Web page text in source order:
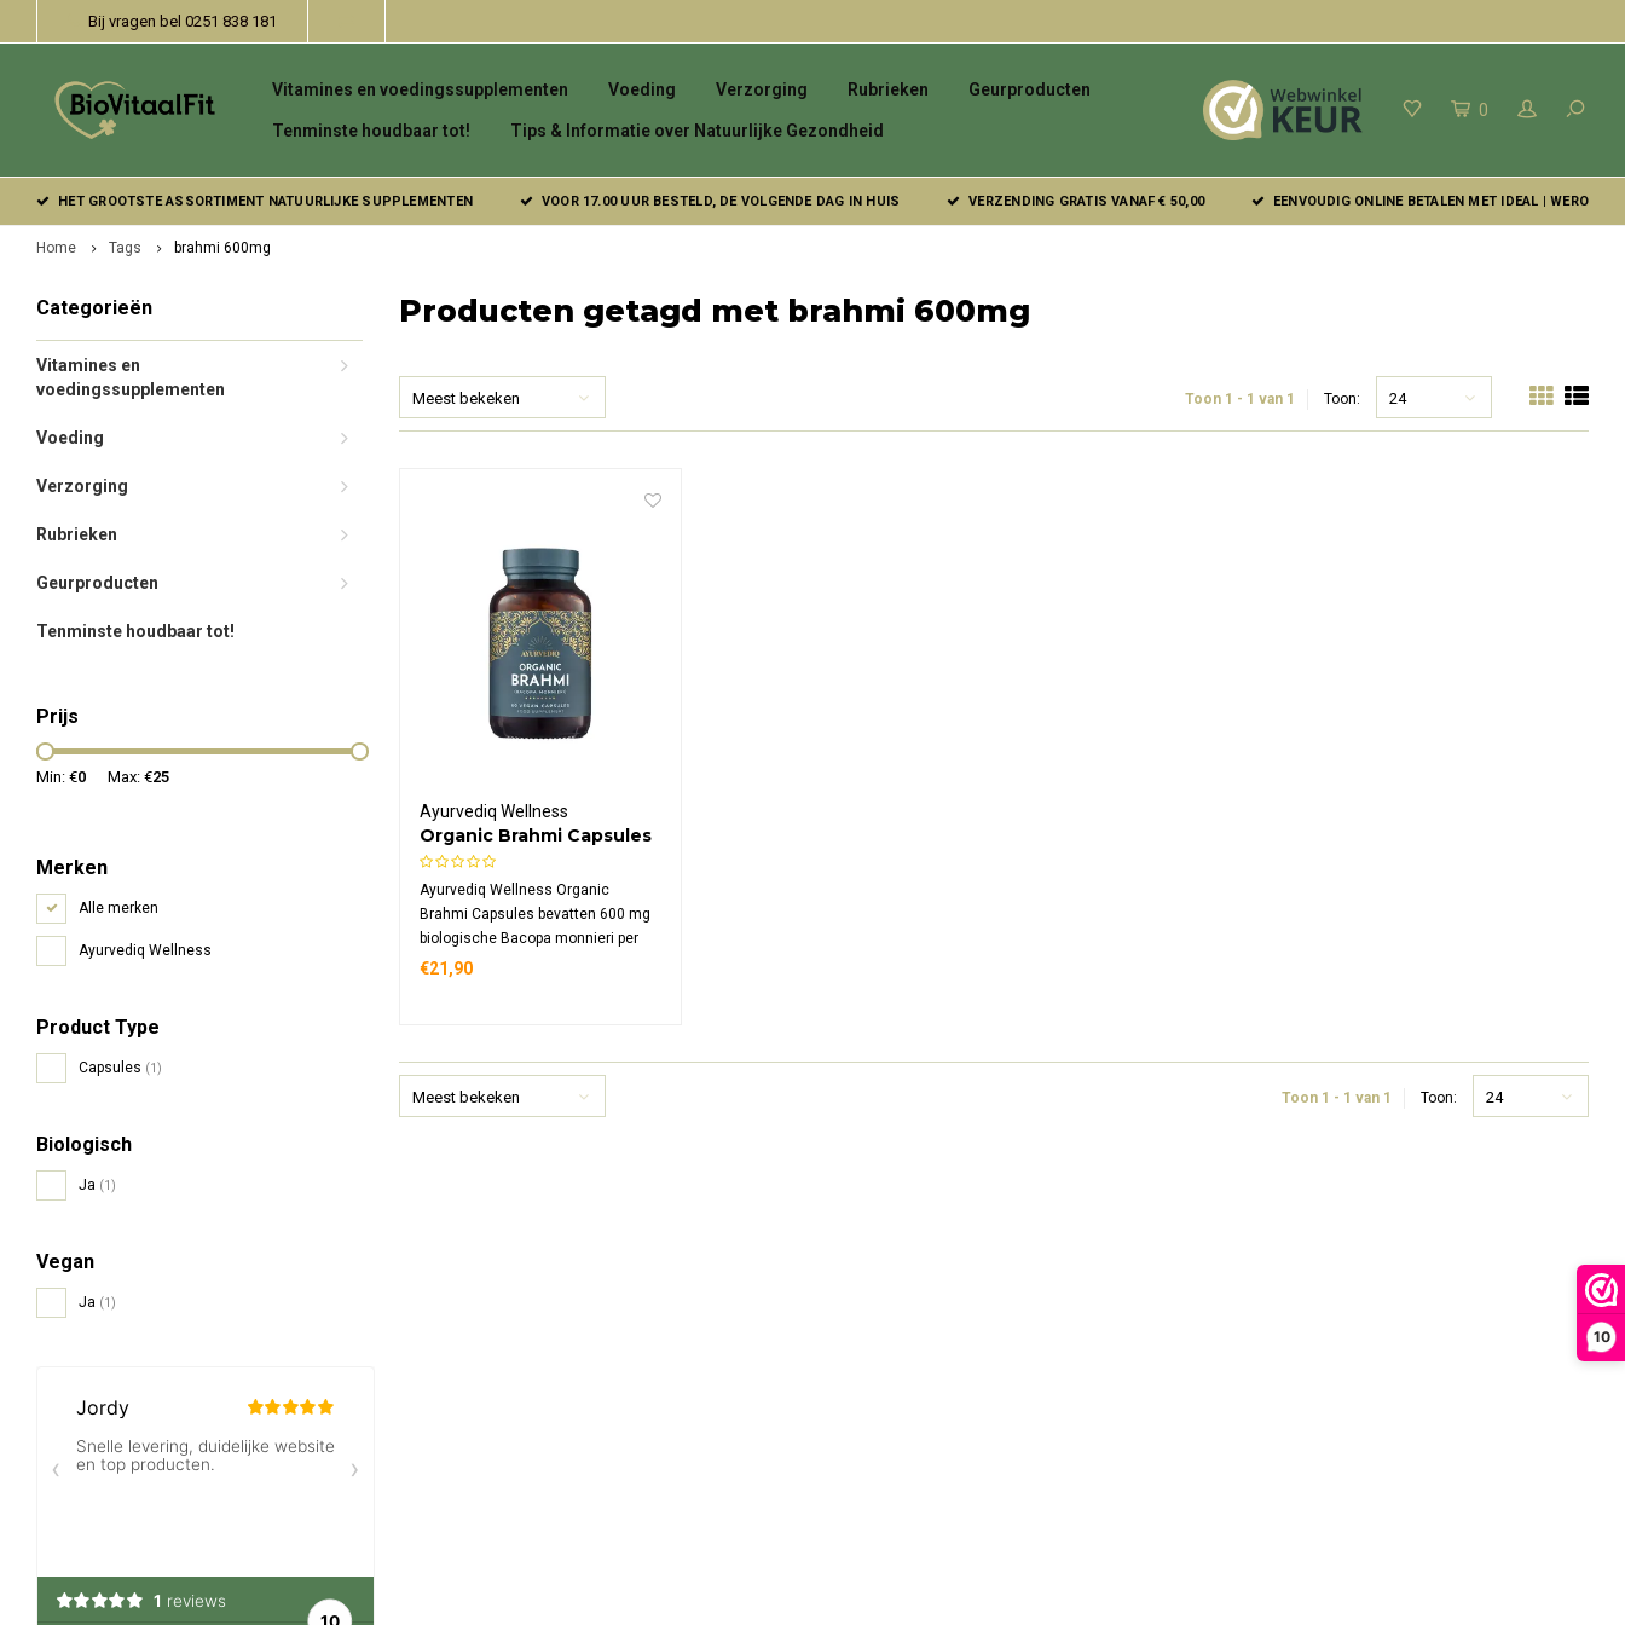
10
Bij vragen bel 0251 838 181
Vitamines en voedingssupplementen Voeding Verzorging Rubrieken Geurproducten
Tenminste houdbaar tot! Tips & Informatie over Natuurlijke Gezondheid
0
HET GROOTSTE ASSORTIMENT NATUURLIJKE SUPPLEMENTEN VOOR 17.00 UUR BESTELD, DE VOLGENDE DAG IN HUIS VERZENDING GRATIS VANAF € 50,00 EENVOUDIG ONLINE BETALEN MET IDEAL | WERO
Home Tags brahmi 600mg
Categorieën
Vitamines en
voedingssupplementen
Voeding
Verzorging
Rubrieken
Geurproducten
Tenminste houdbaar tot!
Prijs
Min: €0 Max: €25
Merken
Alle merken
Ayurvediq Wellness
Product Type
Capsules (1)
Biologisch
Ja (1)
Vegan
Ja (1)
Producten getagd met brahmi 600mg
Meest bekeken Toon 1 - 1 van 1 Toon: 24
Ayurvediq Wellness
Organic Brahmi Capsules
Ayurvediq Wellness Organic
Brahmi Capsules bevatten 600 mg
biologische Bacopa monnieri per
capsule, een Ayurvedisch kruid.
€21,90
Meest bekeken Toon 1 - 1 van 1 Toon: 24